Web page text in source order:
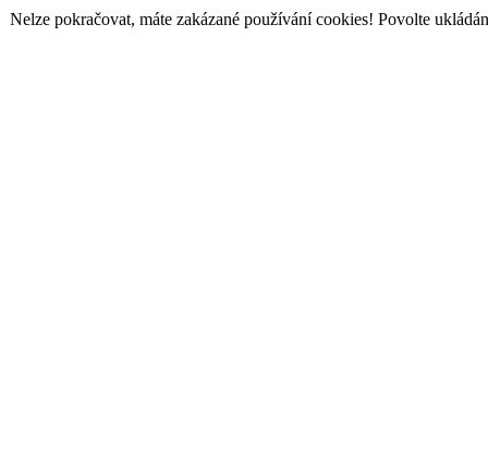
Nelze pokračovat, máte zakázané používání cookies! Povolte